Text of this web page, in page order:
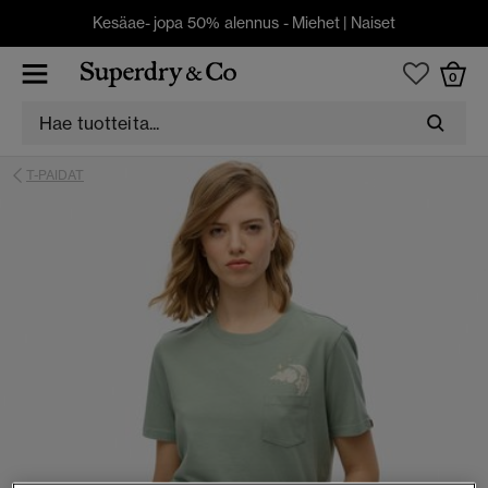
Kesäae- jopa 50% alennus - Miehet | Naiset
0
T-PAIDAT